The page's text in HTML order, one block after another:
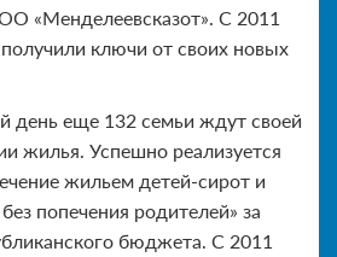
«Менделеевсказот». С 2011
ключи от своих новых
день еще 132 семьи ждут своей
жилья. Успешно реализуется
жильем детей-сирот и
попечения родителей» за
бюджета. С 2011